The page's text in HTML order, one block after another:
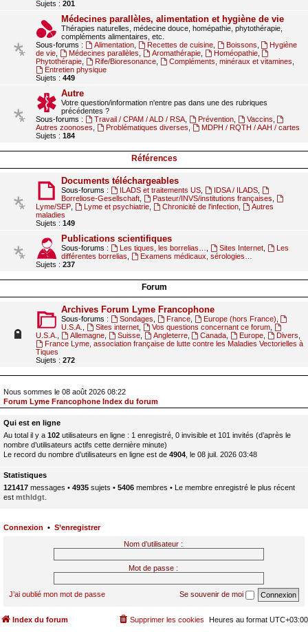
Sujets : 201
Médecines parallèles, alimentation et hygiène de vie
Thérapies naturelles, médecine douce, homépathie, phytothérapie,
compléments alimentaires, etc.
Sous-forums :
Alimentation, Recettes de cuisine, Boissons
Hygiène
de vie
Médecines parallèles Aromathérapie, Homéopathie,
Phytothérapie
Rife/Bioresonance, Compléments, minéraux et vitamines
Entretien physique
Sujets : 449
Autre
Votre question/information n'entre pas dans une des rubriques
précédentes ?
Sous-forums :
Travail / CPAM / ALD / RSA, Prévention, Vaccins
Autres zoonoses
Problématiques diverses
MDPH / RQTH / AAH / cartes
Sujets : 184
Références
Documents téléchargeables
Sous-forums : ILADS et traitements US, IDSA / ILADS,
Borreliose-Gesellschaft
Pasteur/INVS/institutions françaises
Lyme/SEP
Lyme et psychiatrie, Chronicité de l'infection,
Autres
maladies
Sujets : 149
Publications scientifiques
Sous-forums : Les tiques, les borrelias… Sites Internet,
Les
différentes borrelias
Examens médicaux, sérologies…
Sujets : 237
Forum
Archives Forum Lyme Francophone
Sous-forums : Sondages France, Europe (hors France)
U.S.A.
Sites internet, Vos questions concernant ce forum,
U.S.A.
Allemagne, Suisse, Angleterre, Canada Europe Divers
France Lyme, association française de lutte contre les Maladies Vectorielles à
Tiques
Sujets : 272
Nous sommes le 08 août 2026 08:22
Forum Lyme Francophone Index du forum
Qui est en ligne
Au total il y a 102 utilisateurs en ligne : 1 enregistré, 0 invisible et 101 invités (d’après le
nombre d’utilisateurs actifs cette dernière minute)
Le record du nombre d’utilisateurs en ligne est de 4904 , le 08 juil. 2026 03:48
Statistiques
121417 messages • 4935 sujets • 5406 membres • Le membre enregistré le plus récent
est mthldgt
Connexion • S’enregistrer
Nom d’utilisateur :
Mot de passe :
J’ai oublié mon mot de passe Se souvenir de moi
Index du forum Heures au format UTC+03:00
Supprimer les cookies